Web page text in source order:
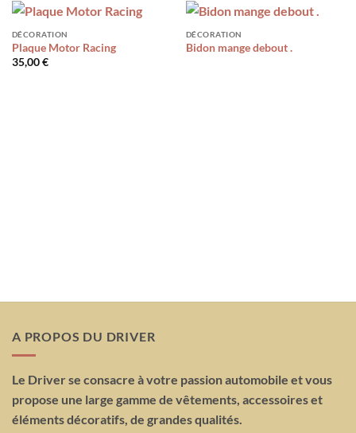
DÉCORATION
Plaque Motor Racing
35,00€
DÉCORATION
Bidon mange debout .
A PROPOS DU DRIVER
Le Driver se consacre à votre passion automobile et vous
propose une large gamme de vêtements, accessoires et
éléments décoratifs, de grandes qualités.